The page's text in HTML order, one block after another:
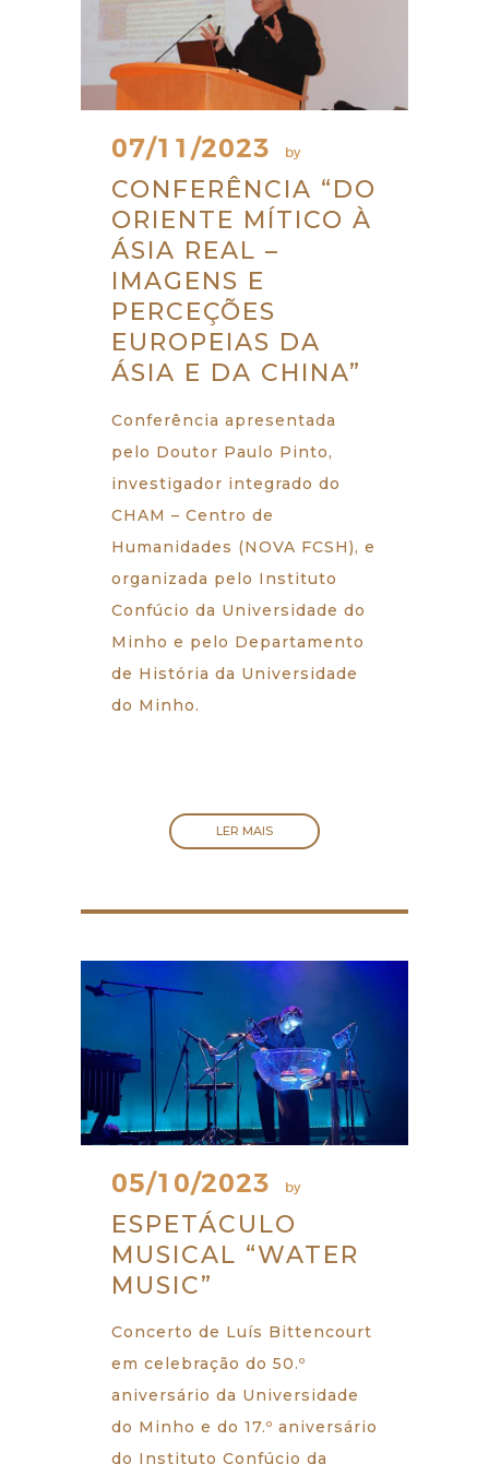
07/11/2023 by
CONFERÊNCIA “DO
ORIENTE MÍTICO À
ÁSIA REAL –
IMAGENS E
PERCEÇÕES
EUROPEIAS DA
ÁSIA E DA CHINA”
Conferência apresentada
pelo Doutor Paulo Pinto,
investigador integrado do
CHAM – Centro de
Humanidades (NOVA FCSH), e
organizada pelo Instituto
Confúcio da Universidade do
Minho e pelo Departamento
de História da Universidade
do Minho.
LER MAIS
05/10/2023 by
ESPETÁCULO
MUSICAL “WATER
MUSIC”
Concerto de Luís Bittencourt
em celebração do 50.º
aniversário da Universidade
do Minho e do 17.º aniversário
do Instituto Confúcio da